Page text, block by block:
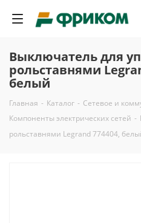
Выключатель для
рольставнями
белый
Главная - Каталог - Сетевое и
Компоненты электрических сетей -
рольставнями Legrand 774404,